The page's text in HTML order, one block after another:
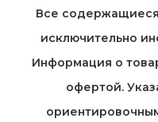
Все
исключительно
Информация о
офертой.